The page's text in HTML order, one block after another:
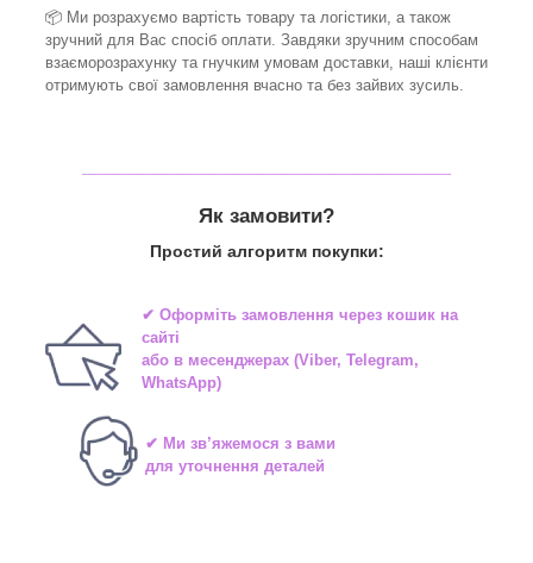
📦 Ми розрахуємо вартість товару та логістики, а також
зручний для Вас спосіб оплати. Завдяки зручним способам
взаєморозрахунку та гнучким умовам доставки, наші клієнти
отримують свої замовлення вчасно та без зайвих зусиль.
Як замовити?
Простий алгоритм покупки:
✔ Оформіть замовлення через кошик на
сайті
або в месенджерах(Viber, Telegram,
WhatsApp)
✔ Ми зв’яжемося з вами
для уточнення деталей